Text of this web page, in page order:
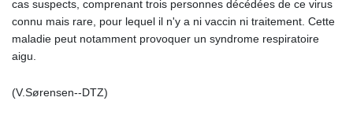
cas suspects, comprenant trois personnes décédées de ce virus
connu mais rare, pour lequel il n'y a ni vaccin ni traitement. Cette
maladie peut notamment provoquer un syndrome respiratoire
aigu.
(V.Sørensen--DTZ)